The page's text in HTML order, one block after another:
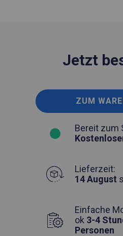
Jetzt
ZUM
Bereit zum
Lieferzeit:
14 August
Einfache
ok 3-4
Personen